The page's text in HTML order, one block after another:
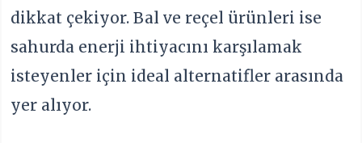
dikkat çekiyor. Bal ve reçel ürünleri ise
sahurda enerji ihtiyacını karşılamak
isteyenler için ideal alternatifler arasında
yer alıyor.